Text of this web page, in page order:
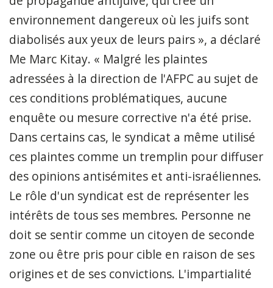
environnement dangereux où les juifs sont
diabolisés aux yeux de leurs pairs », a déclaré
Me Marc Kitay. « Malgré les plaintes
adressées à la direction de l'AFPC au sujet de
ces conditions problématiques, aucune
enquête ou mesure corrective n'a été prise.
Dans certains cas, le syndicat a même utilisé
ces plaintes comme un tremplin pour diffuser
des opinions antisémites et anti-israéliennes.
Le rôle d'un syndicat est de représenter les
intérêts de tous ses membres. Personne ne
doit se sentir comme un citoyen de seconde
zone ou être pris pour cible en raison de ses
origines et de ses convictions. L'impartialité